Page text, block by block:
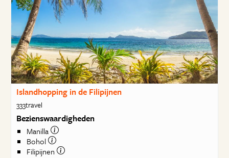
Islandhopping in de Filipijnen
333travel
Bezienswaardigheden
Manilla
Bohol
Filipijnen